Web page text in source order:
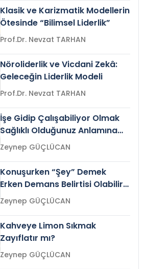
Klasik ve Karizmatik Modellerin
Ötesinde “Bilimsel Liderlik”
Prof.Dr. Nevzat TARHAN
Nöroliderlik ve Vicdani Zekâ:
Geleceğin Liderlik Modeli
Prof.Dr. Nevzat TARHAN
İşe Gidip Çalışabiliyor Olmak
Sağlıklı Olduğunuz Anlamına
Gelir mi?Zeynep GÜÇLÜCAN
Konuşurken “Şey” Demek
Erken Demans Belirtisi Olabilir
mi?
Zeynep GÜÇLÜCAN
Kahveye Limon Sıkmak
Zayıflatır mı?
Zeynep GÜÇLÜCAN